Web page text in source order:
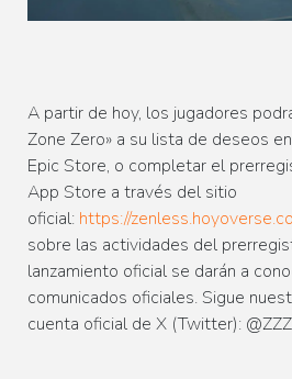
A partir de hoy, los jugadores
Zone Zero» a su lista de deseos
Epic Store, o completar el
App Store a través del sitio
oficial: https://
sobre las actividades del
lanzamiento oficial se darán a
comunicados oficiales. Sigue
cuenta oficial de X (Twitter):